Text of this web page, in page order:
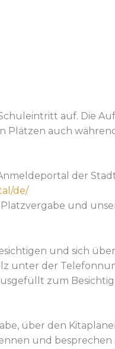
auf. Die
Plätzen auch
der
de/
und
und sich
unter der
zum
über den
und